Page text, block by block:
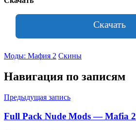
Скачать
Моды: Мафия 2 Скины
Навигация по записям
Предыдущая запись
Full Pack Nude Mods — Mafia 2